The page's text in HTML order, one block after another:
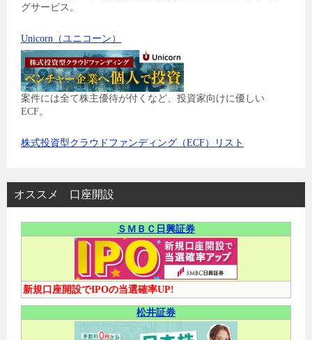
グサービス。
Unicorn（ユニコーン）
案件には全て株主優待が付くなど、投資家向けに優しい
ECF。
株式投資型クラウドファンディング（ECF）リスト
オススメ 口座開設
ＳＭＢＣ日興証券
新規口座開設でIPOの当選確率UP!
松井証券